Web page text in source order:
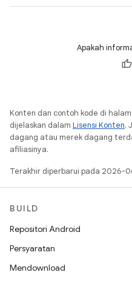
Apakah
Konten dan contoh kode di
dijelaskan dalam Lisensi Konten.
dagang atau merek dagang
afiliasinya.
Terakhir diperbarui pada 2026-
BUILD
Repositori Android
Persyaratan
Mendownload